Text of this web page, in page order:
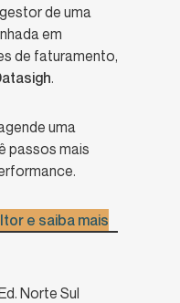
de uma
em
de faturamento,
.
uma
passos mais
e saiba mais
Norte Sul